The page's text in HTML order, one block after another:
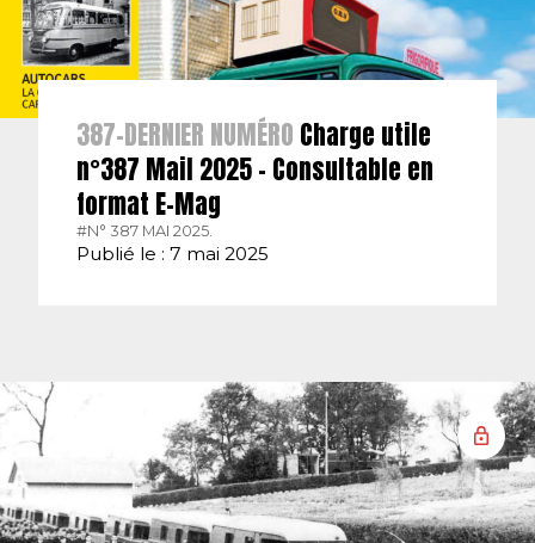
387-DERNIER NUMÉRO Charge utile
n°387 Mail 2025 – Consultable en
format E-Mag
#N° 387 MAI 2025.
Publié le : 7 mai 2025